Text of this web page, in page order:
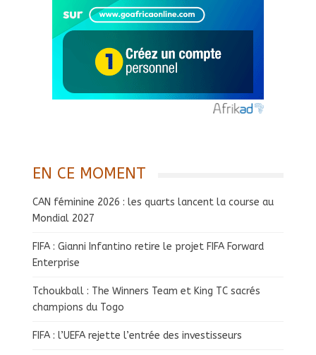
EN CE MOMENT
CAN féminine 2026 : les quarts lancent la course au
Mondial 2027
FIFA : Gianni Infantino retire le projet FIFA Forward
Enterprise
Tchoukball : The Winners Team et King TC sacrés
champions du Togo
FIFA : l’UEFA rejette l’entrée des investisseurs